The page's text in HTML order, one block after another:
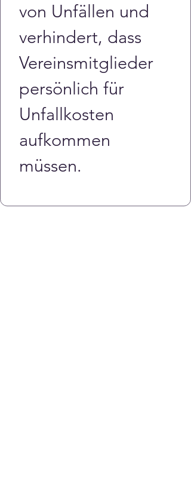
von Unfällen und
verhindert, dass
Vereinsmitglieder
persönlich für
Unfallkosten
aufkommen
müssen.